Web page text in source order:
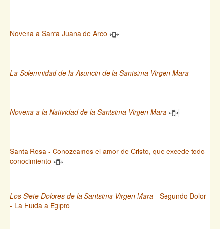
Novena a Santa Juana de Arco
La Solemnidad de la Asuncin de la Santsima Virgen Mara
Novena a la Natividad de la Santsima Virgen Mara
Santa Rosa - Conozcamos el amor de Cristo, que excede todo
conocimiento
Los Siete Dolores de la Santsima Virgen Mara - Segundo Dolor
- La Huida a Egipto